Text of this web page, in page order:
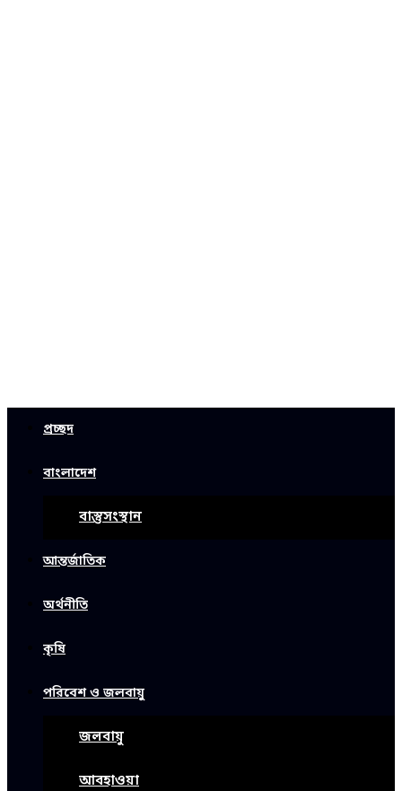
প্রচ্ছদ
বাংলাদেশ
বাস্তুসংস্থান
আন্তর্জাতিক
অর্থনীতি
কৃষি
পরিবেশ ও জলবায়ু
জলবায়ু
আবহাওয়া